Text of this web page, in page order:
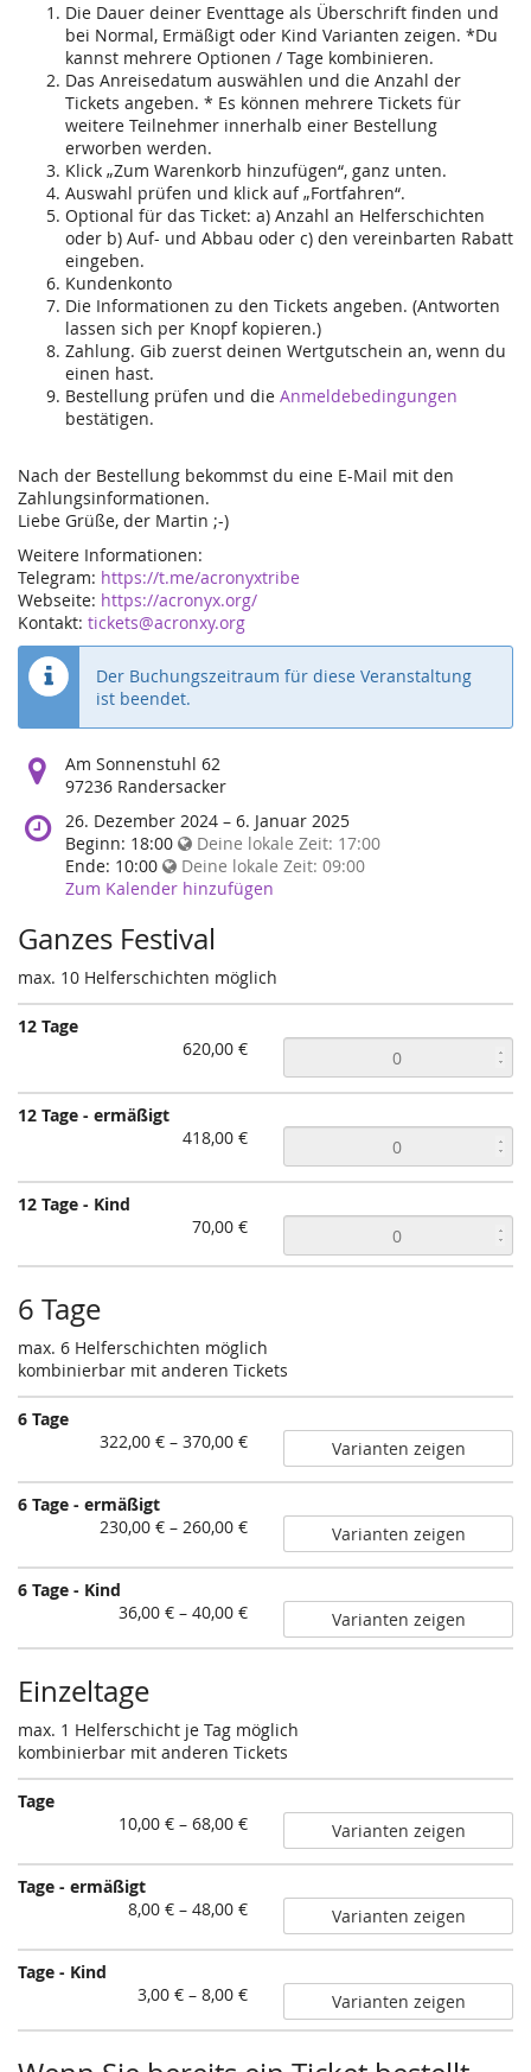
Die Dauer deiner Eventtage als Überschrift finden und
bei Normal, Ermäßigt oder Kind Varianten zeigen. *Du
kannst mehrere Optionen / Tage kombinieren.
Das Anreisedatum auswählen und die Anzahl der
Tickets angeben. * Es können mehrere Tickets für
weitere Teilnehmer innerhalb einer Bestellung
erworben werden.
Klick „Zum Warenkorb hinzufügen“, ganz unten.
Auswahl prüfen und klick auf „Fortfahren“.
Optional für das Ticket: a) Anzahl an Helferschichten
oder b) Auf- und Abbau oder c) den vereinbarten Rabatt
eingeben.
Kundenkonto
Die Informationen zu den Tickets angeben. (Antworten
lassen sich per Knopf kopieren.)
Zahlung. Gib zuerst deinen Wertgutschein an, wenn du
einen hast.
Bestellung prüfen und die Anmeldebedingungen
bestätigen.
Nach der Bestellung bekommst du eine E-Mail mit den
Zahlungsinformationen.
Liebe Grüße, der Martin ;-)
Weitere Informationen:
Telegram: https://t.me/acronyxtribe
Webseite: https://acronyx.org/
Kontakt: tickets@acronxy.org
Der Buchungszeitraum für diese Veranstaltung
ist beendet.
Wo
findet
Veranstaltung
statt?
Am Sonnenstuhl 62
97236 Randersacker
Wann
findet
diese
Veranstaltung
26. Dezember 2024 – 6. Januar 2025
Beginn: 18:00 Deine lokale Zeit: 17:00
Ende: 10:00 Deine lokale Zeit: 09:00
Zum Kalender hinzufügen
Ganzes Festival
max. 10 Helferschichten möglich
12 Tage
620,00 €
12 Tage - ermäßigt
418,00 €
12 Tage - Kind
70,00 €
6 Tage
max. 6 Helferschichten möglich
kombinierbar mit anderen Tickets
6 Tage
von
bis
370,00 €
322,00 € – 370,00 € Varianten zeigen
6 Tage - ermäßigt
von
bis
260,00 €
230,00 € – 260,00 € Varianten zeigen
6 Tage - Kind
von
bis
36,00 € – 40,00 € Varianten zeigen
Einzeltage
max. 1 Helferschicht je Tag möglich
kombinierbar mit anderen Tickets
Tage
von
bis
68,00 €
10,00 € – 68,00 € Varianten zeigen
Tage - ermäßigt
von
bis
8,00 € – 48,00 € Varianten zeigen
Tage - Kind
von
bis
8,00 €
3,00 € – 8,00 € Varianten zeigen